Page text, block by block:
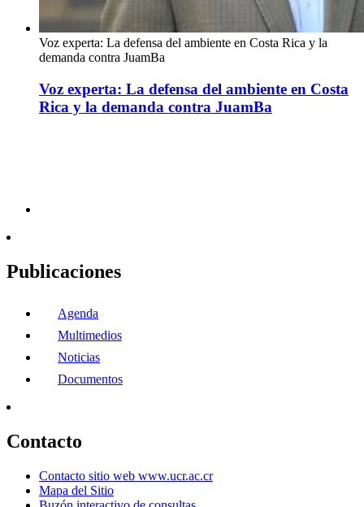
Voz experta: La defensa del ambiente en Costa Rica y la
demanda contra JuamBa
Voz experta: La defensa del ambiente en Costa
Rica y la demanda contra JuamBa
Publicaciones
Agenda
Multimedios
Noticias
Documentos
Contacto
Contacto sitio web www.ucr.ac.cr
Mapa del Sitio